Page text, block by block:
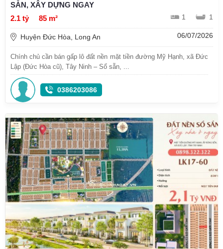
SẴN, XÂY DỰNG NGAY
2.1 tỷ
85 m² 1 1
Huyện Đức Hòa, Long An 06/07/2026
Chính chủ cần bán gấp lô đất nền mặt tiền đường Mỹ Hạnh, xã Đức
Lập (Đức Hòa cũ), Tây Ninh – Sổ sẵn, ...
0386203086